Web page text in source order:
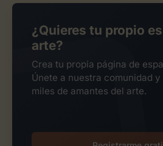
¿Quieres tu propio
arte?
Crea tu propia página de
Únete a nuestra comunidad
miles de amantes del arte.